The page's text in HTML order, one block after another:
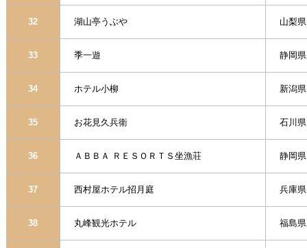
32 湖山亭うぶや 山梨
33 季一遊 静岡
34 ホテル小柳 新潟
35 お花見久兵衛 石川
36 ＡＢＢＡ ＲＥＳＯＲＴＳ坐漁荘 静岡
37 西村屋ホテル招月庭 兵庫
38 丸峰観光ホテル 福島